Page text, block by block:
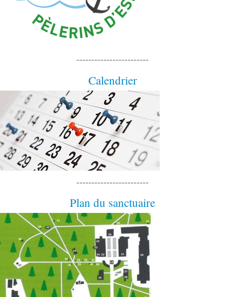
------------------------
Calendrier
------------------------
Plan du sanctuaire